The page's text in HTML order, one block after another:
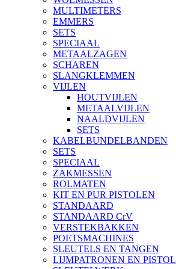
MULTIMETERS
EMMERS
SETS
SPECIAAL
METAALZAGEN
SCHAREN
SLANGKLEMMEN
VIJLEN
HOUTVIJLEN
METAALVIJLEN
NAALDVIJLEN
SETS
KABELBUNDELBANDEN
SETS
SPECIAAL
ZAKMESSEN
ROLMATEN
KIT EN PUR PISTOLEN
STANDAARD
STANDAARD CrV
VERSTEKBAKKEN
POETSMACHINES
SLEUTELS EN TANGEN
LIJMPATRONEN EN